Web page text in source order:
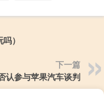
）
下一篇
认参与苹果汽车谈判